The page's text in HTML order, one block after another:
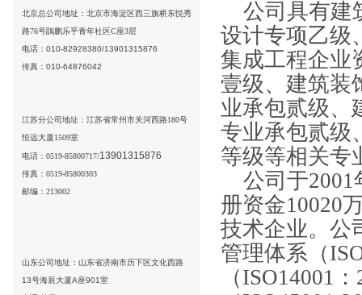
北京总公司地址： 北京市海淀区西三旗桥东悦秀
路76号鵾鹏乐乎青年社区C座3层
电话：010-82928380/13901315876
传真：010-64876042
江苏分公司地址：江苏省常州市关河西路180号
恒远大厦1509室
电话：0519-85800717/13901315876
传真：0519-85800303
邮编：213002
山东公司地址：山东省济南市历下区文化西路
13号海辰大厦A座901室
公司具有建
设计专项乙级
集成工程企业
壹级、建筑装
业承包贰级、
专业承包贰级
等级等相关专
公司于2001
册资金10020
技术企业。公
管理体系（
（ISO14001 ：